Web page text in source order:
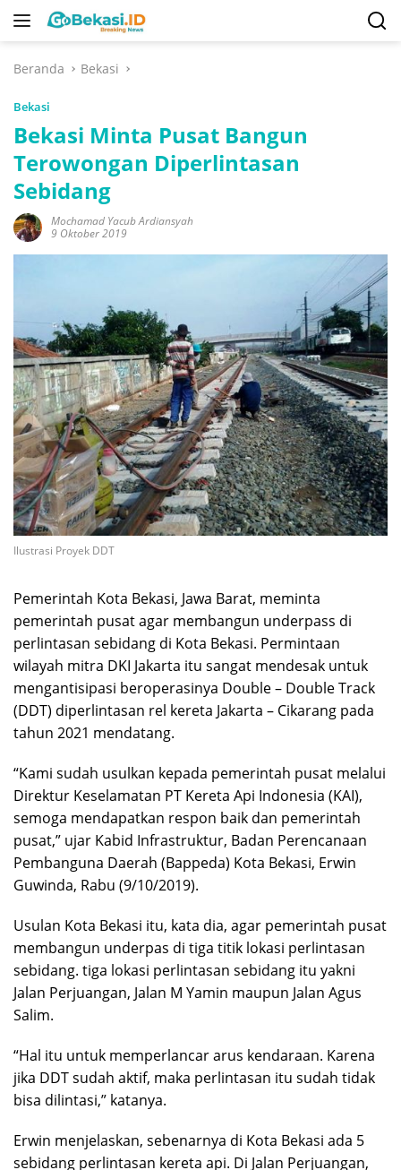
Langsung
Beranda
Bekasi
Bekasi
Bekasi Minta Pusat Bangun
Terowongan Diperlintasan
Sebidang
Mochamad Yacub Ardiansyah
9 Oktober 2019
Ilustrasi Proyek DDT
Pemerintah Kota Bekasi, Jawa Barat, meminta
pemerintah pusat agar membangun underpass di
perlintasan sebidang di Kota Bekasi. Permintaan
wilayah mitra DKI Jakarta itu sangat mendesak untuk
mengantisipasi beroperasinya Double – Double Track
(DDT) diperlintasan rel kereta Jakarta – Cikarang pada
tahun 2021 mendatang.
“Kami sudah usulkan kepada pemerintah pusat melalui
Direktur Keselamatan PT Kereta Api Indonesia (KAI),
semoga mendapatkan respon baik dan pemerintah
pusat,” ujar Kabid Infrastruktur, Badan Perencanaan
Pembanguna Daerah (Bappeda) Kota Bekasi, Erwin
Guwinda, Rabu (9/10/2019).
Usulan Kota Bekasi itu, kata dia, agar pemerintah pusat
membangun underpas di tiga titik lokasi perlintasan
sebidang. tiga lokasi perlintasan sebidang itu yakni
Jalan Perjuangan, Jalan M Yamin maupun Jalan Agus
Salim.
“Hal itu untuk memperlancar arus kendaraan. Karena
jika DDT sudah aktif, maka perlintasan itu sudah tidak
bisa dilintasi,” katanya.
Erwin menjelaskan, sebenarnya di Kota Bekasi ada 5
sebidang perlintasan kereta api. Di Jalan Perjuangan,